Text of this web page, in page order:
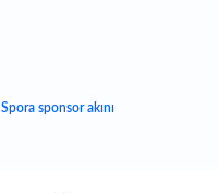
Spora sponsor akını